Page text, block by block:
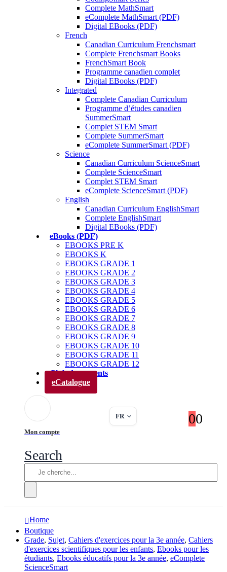
Complete MathSmart
eComplete MathSmart (PDF)
Digital EBooks (PDF)
French
Canadian Curriculum Frenchsmart
Complete Frenchsmart Books
FrenchSmart Book
Programme canadien complet
Digital EBooks (PDF)
Integrated
Complete Canadian Curriculum
Programme d’études canadien
SummerSmart
Complet STEM Smart
Complete SummerSmart
eComplete SummerSmart (PDF)
Science
Canadian Curriculum ScienceSmart
Complete ScienceSmart
Complet STEM Smart
eComplete ScienceSmart (PDF)
English
Canadian Curriculum EnglishSmart
Complete EnglishSmart
Digital EBooks (PDF)
eBooks (PDF)
EBOOKS PRE K
EBOOKS K
EBOOKS GRADE 1
EBOOKS GRADE 2
EBOOKS GRADE 3
EBOOKS GRADE 4
EBOOKS GRADE 5
EBOOKS GRADE 6
EBOOKS GRADE 7
EBOOKS GRADE 8
EBOOKS GRADE 9
EBOOKS GRADE 10
EBOOKS GRADE 11
EBOOKS GRADE 12
Club des parents
eCatalogue
Mon compte
FR 00
Search
Home
Boutique
Grade, Sujet, Cahiers d'exercices pour la 3e année, Cahiers
d'exercices scientifiques pour les enfants, Ebooks pour les
étudiants, Ebooks éducatifs pour la 3e année, eComplete
ScienceSmart